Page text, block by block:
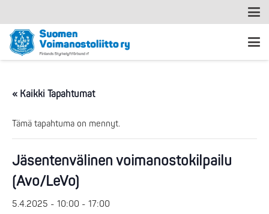
« Kaikki Tapahtumat
Tämä tapahtuma on mennyt.
Jäsentenvälinen voimanostokilpailu
(Avo/LeVo)
5.4.2025 - 10:00 - 17:00